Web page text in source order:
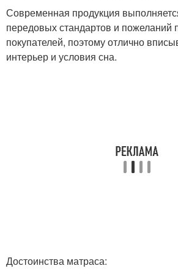
Современная продукция
передовых стандартов и пожеланий
покупателей, поэтому отлично
интерьер и условия сна.
Достоинства матраса: